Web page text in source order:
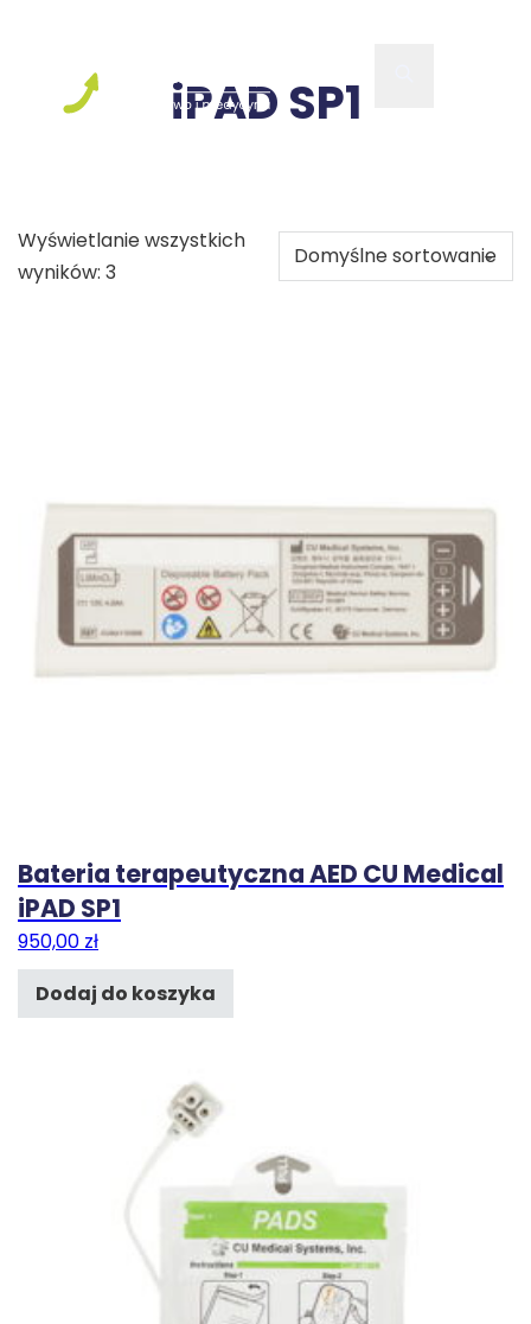
iPAD SP1
Wyświetlanie wszystkich
wyników: 3
Bateria terapeutyczna AED CU Medical
iPAD SP1
950,00 zł
Dodaj do koszyka